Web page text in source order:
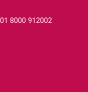
01 8000 912002